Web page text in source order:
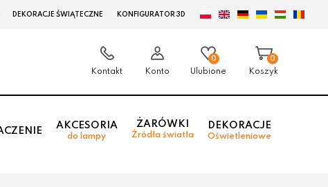
DEKORACJE ŚWIĄTECZNE KONFIGURATOR 3D
Kontakt Konto
0
Ulubione
0
Koszyk
AKCESORIA
do lampy
ŻARÓWKI
Źródła światła
DEKORACJE
Oświetleniowe